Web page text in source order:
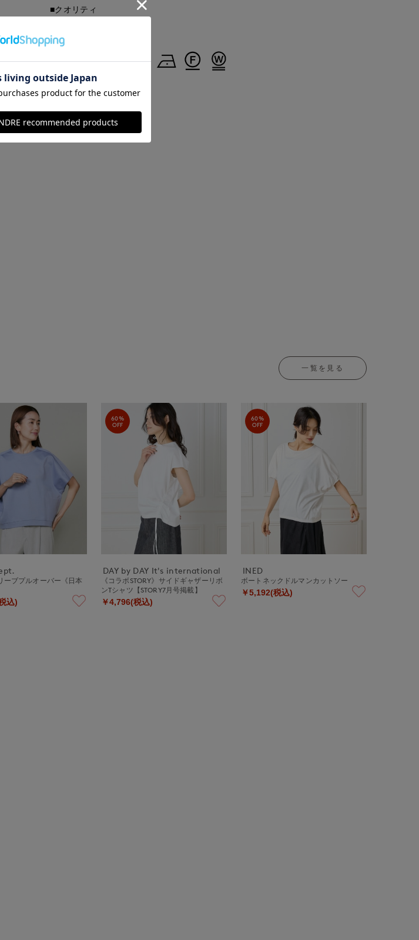
■クオリティ
■取扱い方法
取り扱いについて
一覧を見る
ーブプルオーバー《日本
込)
60%
OFF
DAY by DAY It's international
《コラボSTORY》サイドギャザーリボ
ンTシャツ【STORY7月号掲載】
￥4,796(税込)
60%
OFF
INED
ボートネックドルマンカットソー
￥5,192(税込)